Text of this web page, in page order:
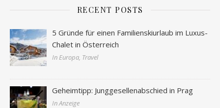
RECENT POSTS
5 Gründe für einen Familienskiurlaub im Luxus-
Chalet in Österreich
In Europa, Travel
Geheimtipp: Junggesellenabschied in Prag
In Anzeige